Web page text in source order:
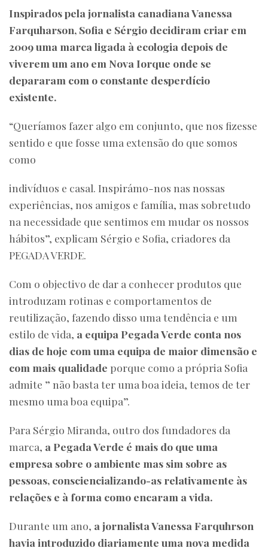
Inspirados pela jornalista canadiana Vanessa
Farquharson, Sofia e Sérgio decidiram criar em
2009 uma marca ligada à ecologia depois de
viverem um ano em Nova Iorque onde se
depararam com o constante desperdício
existente.
“Queríamos fazer algo em conjunto, que nos fizesse
sentido e que fosse uma extensão do que somos
como
indivíduos e casal. Inspirámo-nos nas nossas
experiências, nos amigos e família, mas sobretudo
na necessidade que sentimos em mudar os nossos
hábitos”, explicam Sérgio e Sofia, criadores da
PEGADA VERDE.
Com o objectivo de dar a conhecer produtos que
introduzam rotinas e comportamentos de
reutilização, fazendo disso uma tendência e um
estilo de vida, a equipa Pegada Verde conta nos
dias de hoje com uma equipa de maior dimensão e
com mais qualidade porque como a própria Sofia
admite ” não basta ter uma boa ideia, temos de ter
mesmo uma boa equipa”.
Para Sérgio Miranda, outro dos fundadores da
marca, a Pegada Verde é mais do que uma
empresa sobre o ambiente mas sim sobre as
pessoas, consciencializando-as relativamente às
relações e à forma como encaram a vida.
Durante um ano, a jornalista Vanessa Farquhrson
havia introduzido diariamente uma nova medida